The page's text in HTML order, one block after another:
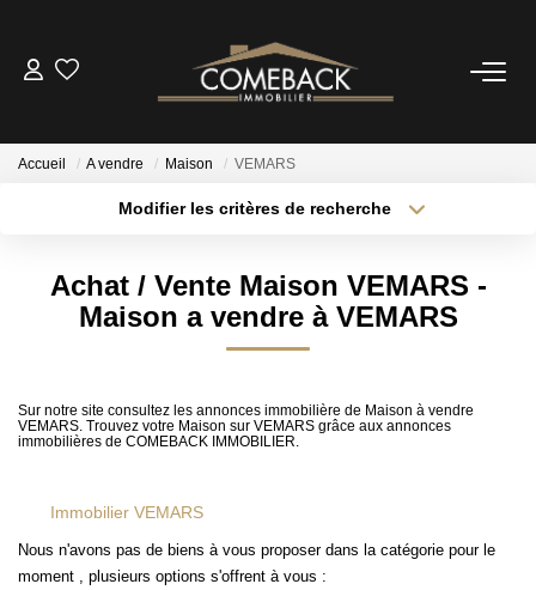
BIENS VENDUS
Accueil A vendre Maison VEMARS
Modifier les critères de recherche
Type de bien
Budget max Plus de critères
Achat / Vente Maison VEMARS -
Maison a vendre à VEMARS
Sur notre site consultez les annonces immobilière de Maison à vendre
VEMARS. Trouvez votre Maison sur VEMARS grâce aux annonces
immobilières de COMEBACK IMMOBILIER.
Immobilier VEMARS
Nous n'avons pas de biens à vous proposer dans la catégorie pour le
moment , plusieurs options s'offrent à vous :